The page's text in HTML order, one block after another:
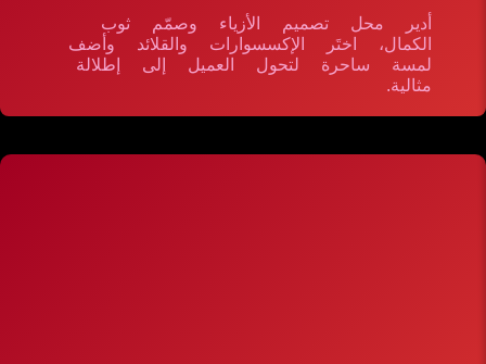
أدير محل تصميم الأزياء وصمّم ثوب
الكمال، اختَر الإكسسوارات والقلائد وأضف
لمسة ساحرة لتحول العميل إلى إطلالة
مثالية.